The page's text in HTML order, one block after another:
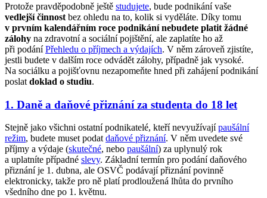
Protože pravděpodobně ještě studujete, bude podnikání vaše
vedlejší činnost bez ohledu na to, kolik si vyděláte. Díky tomu
v prvním kalendářním roce podnikání nebudete platit žádné
zálohy na zdravotní a sociální pojištění, ale zaplatíte ho až
při podáníPřehledu o příjmech a výdajích. V něm zároveň zjistíte,
jestli budete v dalším roce odvádět zálohy, případně jak vysoké.
Na sociálku a pojišťovnu nezapomeňte hned při zahájení podnikání
poslat doklad o studiu.
1. Daně a daňové přiznání za studenta do 18 let
Stejně jako všichni ostatní podnikatelé, kteří nevyužívajípaušální
režim, budete muset podat daňové přiznání. V něm uvedete své
příjmy a výdaje (skutečné, nebo paušální) za uplynulý rok
a uplatníte případné slevy. Základní termín pro podání daňového
přiznání je 1. dubna, ale OSVČ podávají přiznání povinně
elektronicky, takže pro ně platí prodloužená lhůta do prvního
všedního dne po 1. květnu.